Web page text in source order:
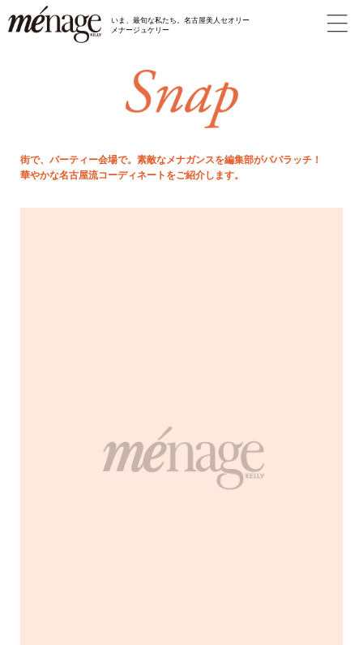
いま、最旬な私たち。名古屋美人セオリー
メナージュケリー
街で、パーティー会場で。素敵なメナガンスを編集部がパパラッチ！
華やかな名古屋流コーディネートをご紹介します。